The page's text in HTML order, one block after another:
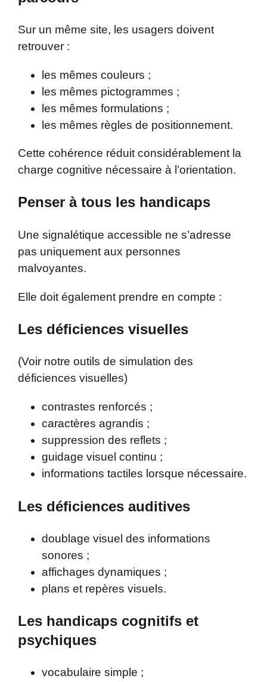
Sur un même site, les usagers doivent
retrouver :
les mêmes couleurs ;
les mêmes pictogrammes ;
les mêmes formulations ;
les mêmes règles de positionnement.
Cette cohérence réduit considérablement la
charge cognitive nécessaire à l’orientation.
Penser à tous les handicaps
Une signalétique accessible ne s’adresse
pas uniquement aux personnes
malvoyantes.
Elle doit également prendre en compte :
Les déficiences visuelles
(Voir notre outils de simulation des
déficiences visuelles)
contrastes renforcés ;
caractères agrandis ;
suppression des reflets ;
guidage visuel continu ;
informations tactiles lorsque nécessaire.
Les déficiences auditives
doublage visuel des informations
sonores ;
affichages dynamiques ;
plans et repères visuels.
Les handicaps cognitifs et
psychiques
vocabulaire simple ;